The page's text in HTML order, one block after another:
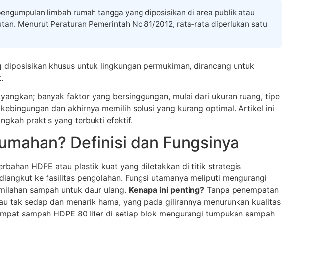
limbah rumah tangga yang diposisikan di area publik atau
Menurut Peraturan Pemerintah No 81/2012, rata‑rata diperlukan satu
khusus untuk lingkungan permukiman, dirancang untuk
banyak faktor yang bersinggungan, mulai dari ukuran ruang, tipe
dan akhirnya memilih solusi yang kurang optimal. Artikel ini
praktis yang terbukti efektif.
Definisi dan Fungsinya
HDPE atau plastik kuat yang diletakkan di titik strategis
ke fasilitas pengolahan. Fungsi utamanya meliputi mengurangi
sampah untuk daur ulang. Kenapa ini penting? Tanpa penempatan
tak sedap dan menarik hama, yang pada gilirannya menurunkan kualitas
sampah HDPE 80 liter di setiap blok mengurangi tumpukan sampah